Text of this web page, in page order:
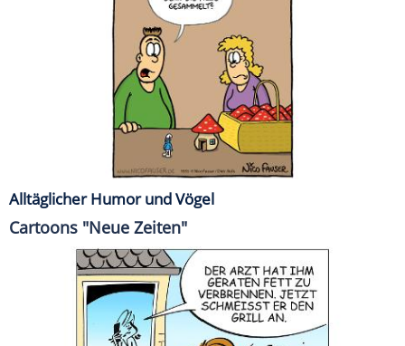
Alltäglicher Humor und Vögel
Cartoons "Neue Zeiten"